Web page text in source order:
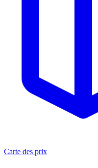
Carte des prix